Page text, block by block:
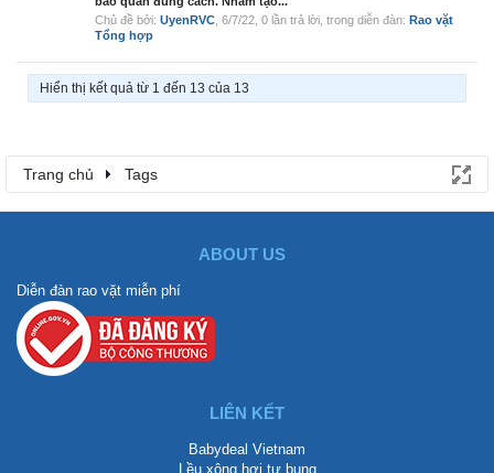
Chủ đề bởi: UyenRVC 6/7/22 , 0 lần trả lời, trong diễn đàn: Rao vặt
Tổng hợp
Hiển thị kết quả từ 1 đến 13 của 13
Trang chủ Tags
ABOUT US
Diễn đàn rao vặt miễn phí
LIÊN KẾT
Babydeal Vietnam
Lều xông hơi tự bung